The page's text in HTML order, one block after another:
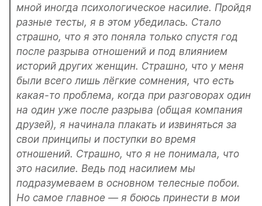
мной иногда психологическое насилие. Пройдя
разные тесты, я в этом убедилась. Стало
страшно, что я это поняла только спустя год
после разрыва отношений и под влиянием
историй других женщин. Страшно, что у меня
были всего лишь лёгкие сомнения, что есть
какая-то проблема, когда при разговорах один
на один уже после разрыва (общая компания
друзей), я начинала плакать и извиняться за
свои принципы и поступки во время
отношений. Страшно, что я не понимала, что
это насилие. Ведь под насилием мы
подразумеваем в основном телесные побои.
Но самое главное — я боюсь принести в мои